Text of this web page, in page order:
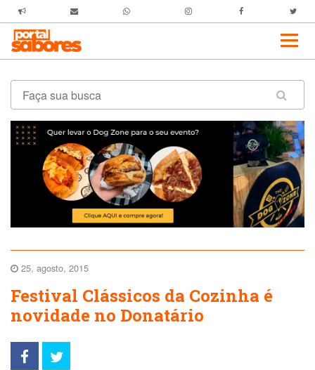
25, agosto, 2015
Festival Clássicos da Cozinha é
novidade no Donatário